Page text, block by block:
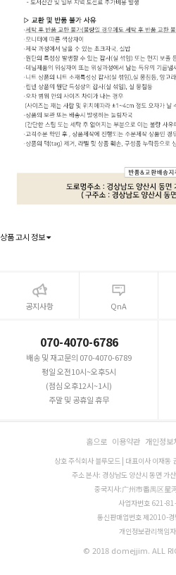
상품 고시 정보
공지사항 QnA
070-4070-6786
배송 및 재고문의 070-4070-6789
평일 오전10시~오후5시
(점심 오후12시~1시)
주말 및 공휴일 휴무
홈으로 이용약관 개인정보
상호 주식회사 블루모드 | 대표이사 이재
주소 본사: 경상남도 양산시 동면 가
중국지사:广州市番禺区星
사업자번호 621-
통신판매업번호 제2010-
개인정보관리책임
© 2018 domejjim. ALL